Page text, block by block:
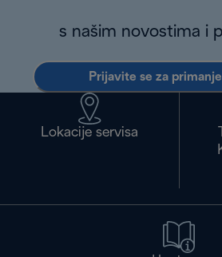
s našim novostima i
Prijavite se za
Lokacije servisa